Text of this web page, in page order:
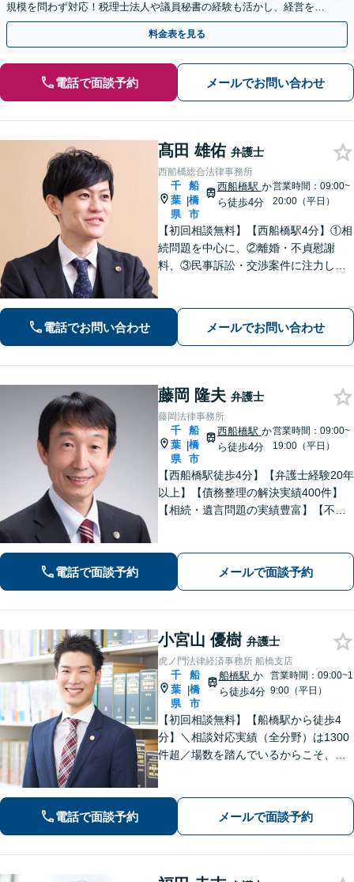
規模を問わず対応！税理士法人や議員秘書の経験も活かし、経営を法
務面から支えます【夜間や休日相談可｜オンライン相談可】
料金表を見る
電話で面談予約 メールでお問い合わせ
髙田 雄佑 弁護士
西船橋総合法律事務所
千
葉
県
|
船
橋
市
西船橋駅 か
ら徒歩4分
営業時間：09:00~
20:00（平日）
【初回相談無料】【西船橋駅4分】①相
続問題を中心に、②離婚・不貞慰謝
料、③民事訴訟・交渉案件に注力して
直接、初回相談から解決まで一貫して
丁寧にサポートいたします。【夜間・
電話でお問い合わせ メールでお問い合わせ
藤岡 隆夫 弁護士
藤岡法律事務所
千
葉
県
|
船
橋
市
西船橋駅 か
ら徒歩4分
営業時間：09:00~
19:00（平日）
【西船橋駅徒歩4分】【弁護士経験20年
以上】【債務整理の解決実績400件】
【相続・遺言問題の実績豊富】【不動
親身にサポートし解決へ。【企業勤め
経験有の弁護士】
電話で面談予約 メールで面談予約
小宮山 優樹 弁護士
虎ノ門法律経済事務所 船橋支店
千
葉
県
|
船
橋
市
船橋駅 か
ら徒歩4分
営業時間：09:00~1
9:00（平日）
【初回相談無料】【船橋駅から徒歩4
分】＼相談対応実績（全分野）は1300
件超／場数を踏んでいるからこそ、相
ます。離婚問題・刑事事件・相続遺言
などでお悩みの方はお気軽にご相談く
電話で面談予約 メールで面談予約